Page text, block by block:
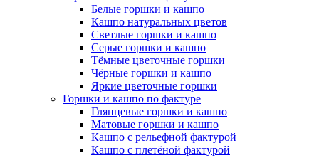
Белые горшки и кашпо
Кашпо натуральных цветов
Светлые горшки и кашпо
Серые горшки и кашпо
Тёмные цветочные горшки
Чёрные горшки и кашпо
Яркие цветочные горшки
Горшки и кашпо по фактуре
Глянцевые горшки и кашпо
Матовые горшки и кашпо
Кашпо с рельефной фактурой
Кашпо с плетёной фактурой